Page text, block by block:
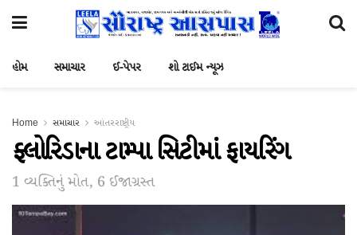
હોમ સમાચાર ઈ-પેપર શો ટાઈમ ન્યૂઝ
Home સમાચાર આંતરરાષ્ટ્રીય
ફ્લોરિડાના ટામ્પા સિટીમાં ફાયરિંગ
1 વ્યક્તિનું મોત, 6 ઈજાગ્રસ્ત